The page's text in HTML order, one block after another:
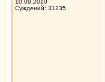
10.09.2010
Суждений: 31235